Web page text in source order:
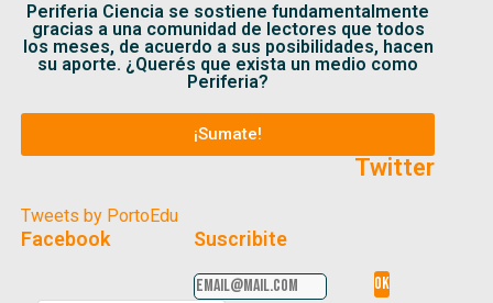
Periferia Ciencia se sostiene fundamentalmente
gracias a una comunidad de lectores que todos
los meses, de acuerdo a sus posibilidades, hacen
su aporte. ¿Querés que exista un medio como
Periferia?
¡Sumate!
Twitter
Tweets by PortoEdu
Facebook Suscribite